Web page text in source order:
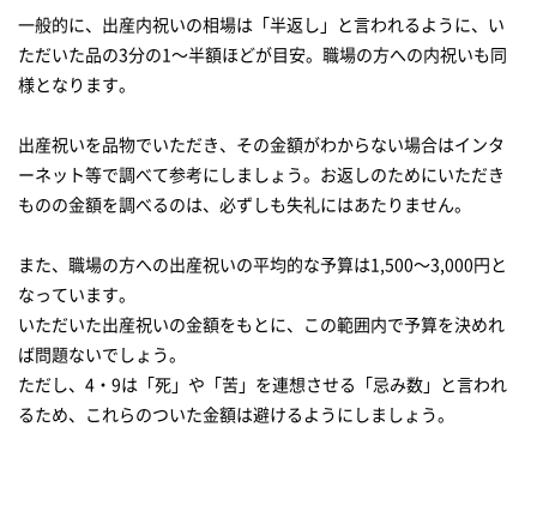
一般的に、出産内祝いの相場は「半返し」と言われるように、い
ただいた品の3分の1～半額ほどが目安。職場の方への内祝いも同
様となります。
出産祝いを品物でいただき、その金額がわからない場合はインタ
ーネット等で調べて参考にしましょう。お返しのためにいただき
ものの金額を調べるのは、必ずしも失礼にはあたりません。
また、職場の方への出産祝いの平均的な予算は1,500～3,000円と
なっています。
いただいた出産祝いの金額をもとに、この範囲内で予算を決めれ
ば問題ないでしょう。
ただし、4・9は「死」や「苦」を連想させる「忌み数」と言われ
るため、これらのついた金額は避けるようにしましょう。